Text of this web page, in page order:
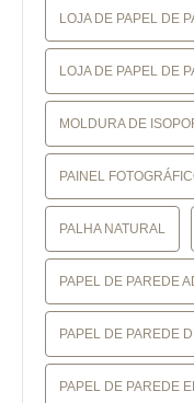
LOJA DE PAPEL DE
LOJA DE PAPEL DE
MOLDURA DE
PAINEL
PALHA NATURAL
PAPEL DE PAREDE
PAPEL DE PAREDE
PAPEL DE PAREDE